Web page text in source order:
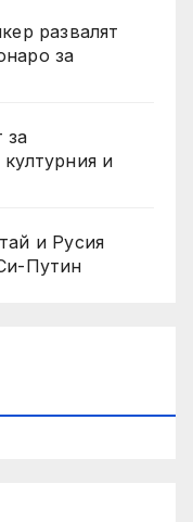
развалят
за
за
и
и Русия
Путин